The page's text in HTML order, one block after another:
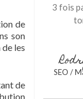
de
son
les
de
3 fois
SEO /